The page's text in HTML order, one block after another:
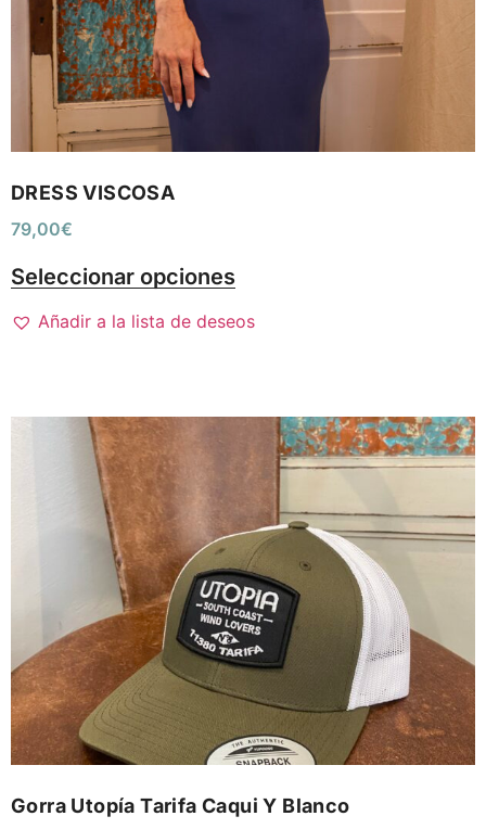
DRESS VISCOSA
79,00€
Seleccionar opciones
Añadir a la lista de deseos
Gorra Utopía Tarifa Caqui Y Blanco